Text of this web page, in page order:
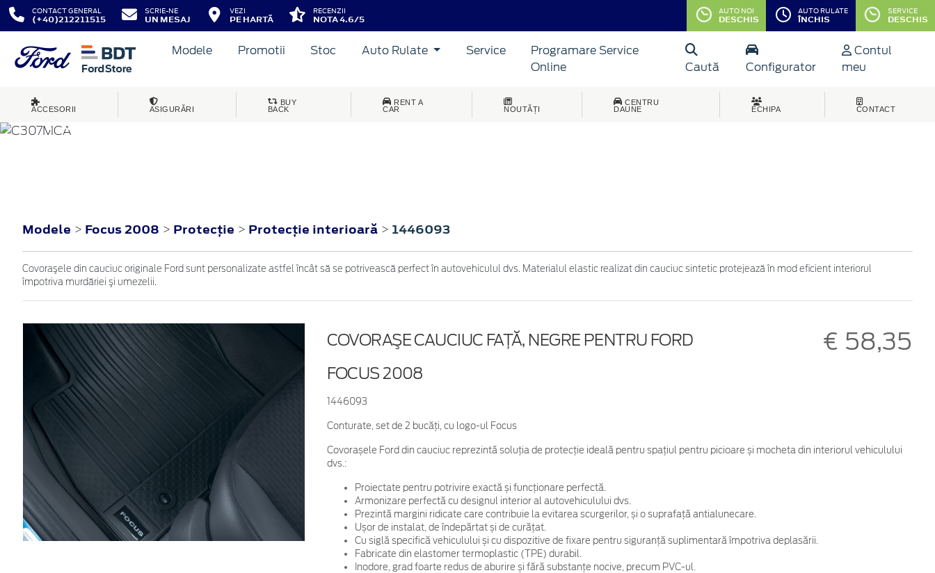
CONTACT GENERAL
(+40)212211515
SCRIE-NE
UN MESAJ
VEZI
PE HARTĂ
RECENZII
NOTA 4.6/5
AUTO NOI
DESCHIS
AUTO RULATE
ÎNCHIS
SERVICE
DESCHIS
Modele Promotii Stoc Auto Rulate Service
Programare Service
Online
Caută Configurator
Contul
meu
ACCESORII ASIGURĂRI
BUY
BACK
RENT A
CAR
NOUTĂȚI
CENTRU
DAUNE
ECHIPA CONTACT
FOCUS
Modele > Focus 2008 > Protecţie > Protecţie interioară > 1446093
Covoraşele din cauciuc originale Ford sunt personalizate astfel încât să se potrivească perfect în autovehiculul dvs. Materialul elastic realizat din cauciuc sintetic protejează în mod eficient interiorul
împotriva murdăriei şi umezelii.
COVORAŞE CAUCIUC FAŢĂ, NEGRE PENTRU FORD
FOCUS 2008
1446093
€ 58,35
Conturate, set de 2 bucăţi, cu logo-ul Focus
Covorașele Ford din cauciuc reprezintă soluția de protecție ideală pentru spațiul pentru picioare și mocheta din interiorul vehiculului
dvs.:
Proiectate pentru potrivire exactă și funcționare perfectă.
Armonizare perfectă cu designul interior al autovehiculului dvs.
Prezintă margini ridicate care contribuie la evitarea scurgerilor, și o suprafață antialunecare.
Ușor de instalat, de îndepărtat și de curățat.
Cu siglă specifică vehiculului și cu dispozitive de fixare pentru siguranță suplimentară împotriva deplasării.
Fabricate din elastomer termoplastic (TPE) durabil.
Inodore, grad foarte redus de aburire și fără substanțe nocive, precum PVC-ul.